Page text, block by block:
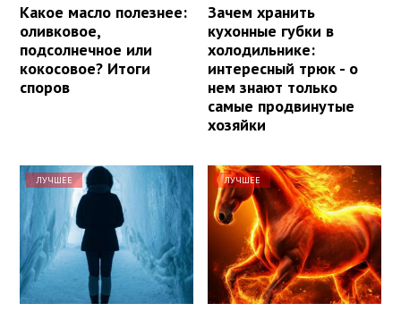
Какое масло полезнее:
оливковое,
подсолнечное или
кокосовое? Итоги
споров
Зачем хранить
кухонные губки в
холодильнике:
интересный трюк - о
нем знают только
самые продвинутые
хозяйки
ЛУЧШЕЕ ЛУЧШЕЕ